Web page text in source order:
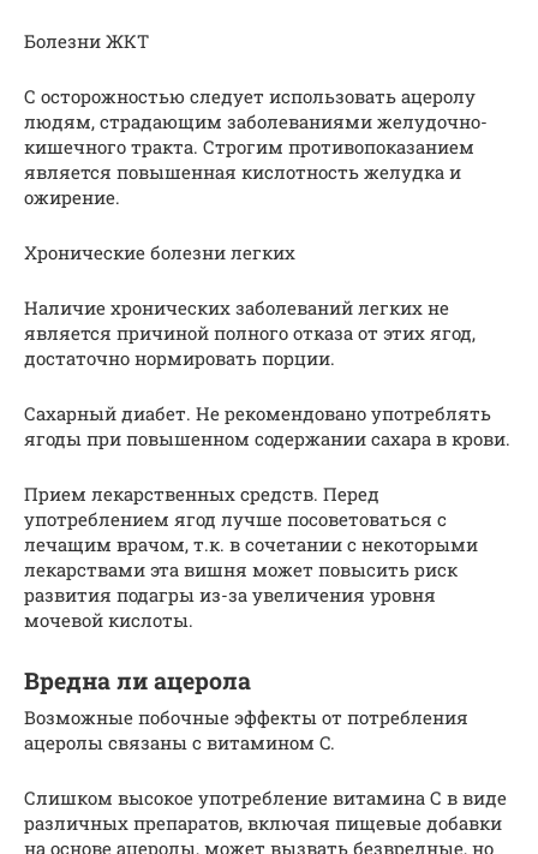
Болезни ЖКТ
С осторожностью следует использовать ацеролу
людям, страдающим заболеваниями желудочно-
кишечного тракта. Строгим противопоказанием
является повышенная кислотность желудка и
ожирение.
Хронические болезни легких
Наличие хронических заболеваний легких не
является причиной полного отказа от этих ягод,
достаточно нормировать порции.
Сахарный диабет. Не рекомендовано употреблять
ягоды при повышенном содержании сахара в крови.
Прием лекарственных средств. Перед
употреблением ягод лучше посоветоваться с
лечащим врачом, т.к. в сочетании с некоторыми
лекарствами эта вишня может повысить риск
развития подагры из-за увеличения уровня
мочевой кислоты.
Вредна ли ацерола
Возможные побочные эффекты от потребления
ацеролы связаны с витамином C.
Слишком высокое употребление витамина С в виде
различных препаратов, включая пищевые добавки
на основе ацеролы, может вызвать безвредные, но